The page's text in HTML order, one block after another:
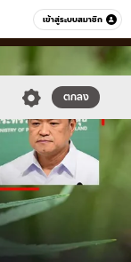
เข้าสู่ระบบสมาชิก
หมวดอื่นๆ
ตกลง